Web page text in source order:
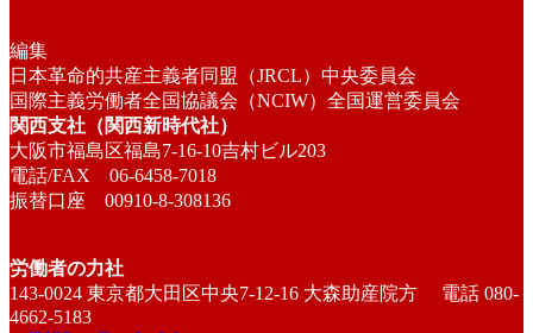
編集
日本革命的共産主義者同盟（JRCL）中央委員会
国際主義労働者全国協議会（NCIW）全国運営委員会
関西支社（関西新時代社）
大阪市福島区福島7-16-10吉村ビル203
電話/FAX 06-6458-7018
振替口座 00910-8-308136
労働者の力社
143-0024 東京都大田区中央7-12-16 大森助産院方 電話 080-
4662-5183